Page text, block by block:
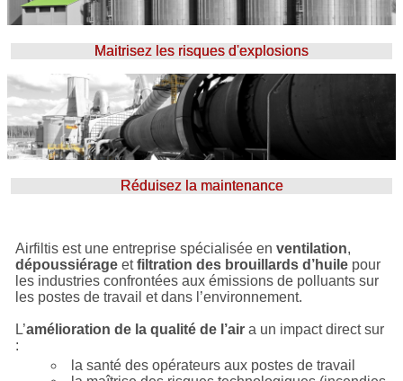
Maitrisez les risques d'explosions
Réduisez la maintenance
Airfiltis est une entreprise spécialisée en ventilation,
dépoussiérageetfiltration des brouillards d’huilepour
les industries confrontées aux émissions de polluants sur
les postes de travail et dans l’environnement.
L’amélioration de la qualité de l’aira un impact direct sur
:
la santé des opérateurs aux postes de travail